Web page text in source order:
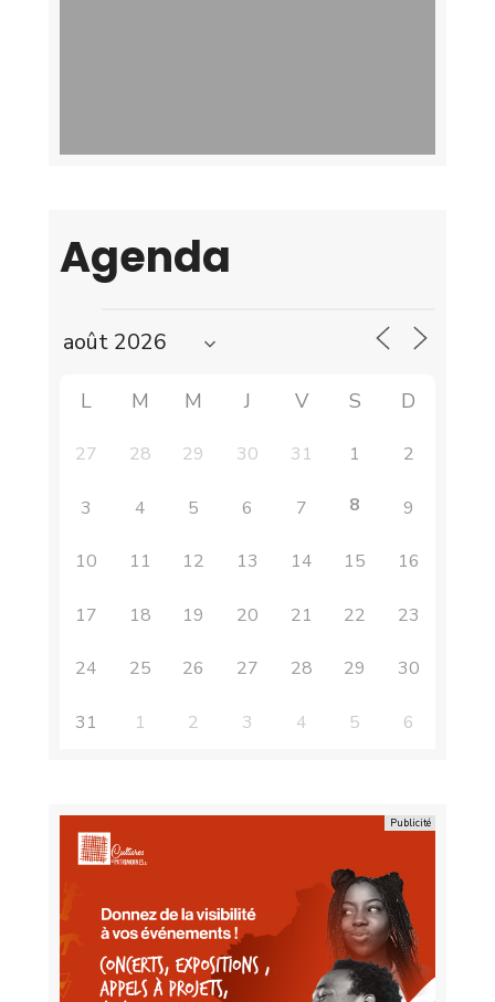
Agenda
L M M J V S D
27 28 29 30 31 1 2
3 4 5 6 7 8 9
10 11 12 13 14 15 16
17 18 19 20 21 22 23
24 25 26 27 28 29 30
31 1 2 3 4 5 6